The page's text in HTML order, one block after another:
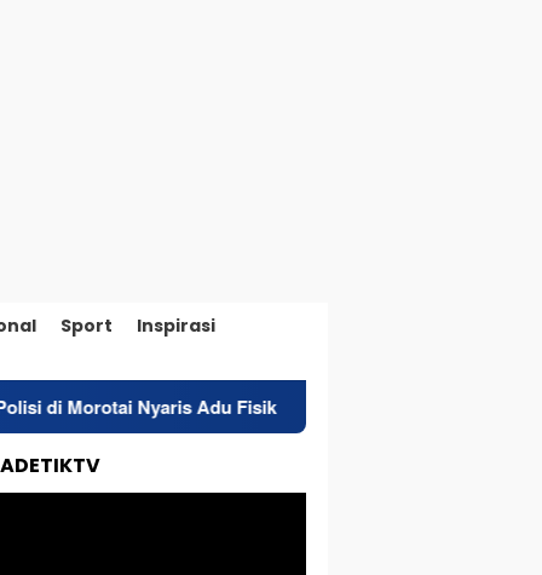
Sport
Inspirasi
Nyaris Adu Fisik Salurkan BBM Subsidi 10 Ton,